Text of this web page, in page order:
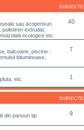
SUBIECTE
sau acoperisuri.
polistiren extrudat,
ecologice etc.
40
balcoane, piscine -
bituminoase,
7
etc. 1
SUBIECTE
din panouri tip
9